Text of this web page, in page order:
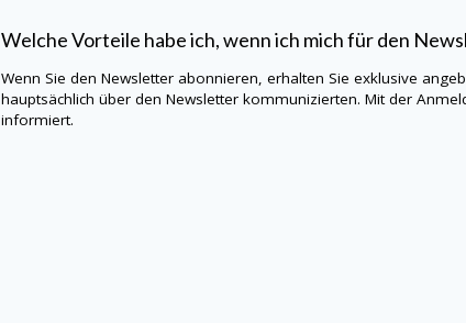
Welche Vorteile habe ich, wenn ich mich für den
Wenn Sie den Newsletter abonnieren, erhalten Sie exklusive
hauptsächlich über den Newsletter kommunizierten. Mit der
informiert.